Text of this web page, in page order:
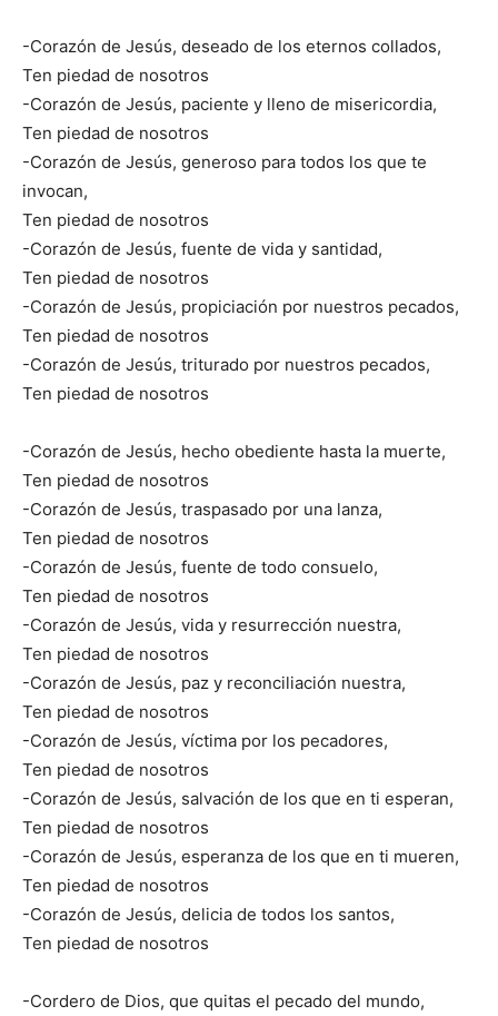
-Corazón de Jesús, deseado de los eternos collados,
Ten piedad de nosotros
-Corazón de Jesús, paciente y lleno de misericordia,
Ten piedad de nosotros
-Corazón de Jesús, generoso para todos los que te
invocan,
Ten piedad de nosotros
-Corazón de Jesús, fuente de vida y santidad,
Ten piedad de nosotros
-Corazón de Jesús, propiciación por nuestros pecados,
Ten piedad de nosotros
-Corazón de Jesús, triturado por nuestros pecados,
Ten piedad de nosotros
-Corazón de Jesús, hecho obediente hasta la muerte,
Ten piedad de nosotros
-Corazón de Jesús, traspasado por una lanza,
Ten piedad de nosotros
-Corazón de Jesús, fuente de todo consuelo,
Ten piedad de nosotros
-Corazón de Jesús, vida y resurrección nuestra,
Ten piedad de nosotros
-Corazón de Jesús, paz y reconciliación nuestra,
Ten piedad de nosotros
-Corazón de Jesús, víctima por los pecadores,
Ten piedad de nosotros
-Corazón de Jesús, salvación de los que en ti esperan,
Ten piedad de nosotros
-Corazón de Jesús, esperanza de los que en ti mueren,
Ten piedad de nosotros
-Corazón de Jesús, delicia de todos los santos,
Ten piedad de nosotros
-Cordero de Dios, que quitas el pecado del mundo,